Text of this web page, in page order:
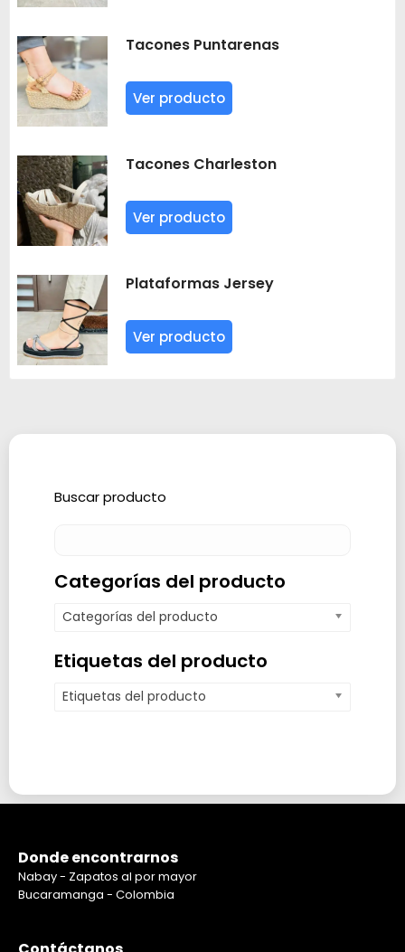
Tacones Puntarenas
Ver producto
Tacones Charleston
Ver producto
Plataformas Jersey
Ver producto
Buscar producto
Categorías del producto
Categorías del producto
Etiquetas del producto
Etiquetas del producto
Donde encontrarnos
Nabay - Zapatos al por mayor
Bucaramanga - Colombia